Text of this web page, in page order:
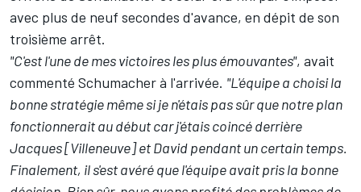
avec plus de neuf secondes d'avance, en dépit de son
troisième arrêt.
"C'est l'une de mes victoires les plus émouvantes", avait
commenté Schumacher à l'arrivée. "L'équipe a choisi la
bonne stratégie même si je n'étais pas sûr que notre plan
fonctionnerait au début car j'étais coincé derrière
Jacques [Villeneuve] et David pendant un certain temps.
Finalement, il s'est avéré que l'équipe avait pris la bonne